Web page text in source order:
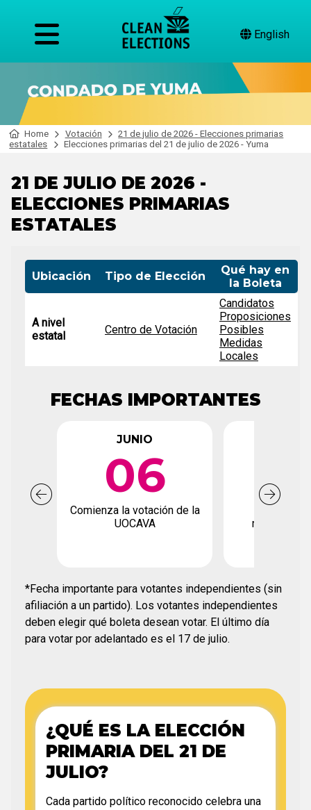
English
Home Votación
21 de julio de 2026 - Elecciones primarias
estatales
Elecciones primarias del 21 de julio de 2026 - Yuma
21 DE JULIO DE 2026 -
ELECCIONES PRIMARIAS
ESTATALES
Ubicación Tipo de Elección
Qué hay en
la Boleta
A nivel
estatal
Centro de Votación
Candidatos
Proposiciones
Posibles
Medidas
Locales
FECHAS IMPORTANTES
JUNIO
06
Comienza la votación de la
UOCAVA
registro de
*Fecha importante para votantes independientes (sin
afiliación a un partido). Los votantes independientes
deben elegir qué boleta desean votar. El último día
para votar por adelantado es el 17 de julio.
¿QUÉ ES LA ELECCIÓN
PRIMARIA DEL 21 DE
JULIO?
Cada partido político reconocido celebra una